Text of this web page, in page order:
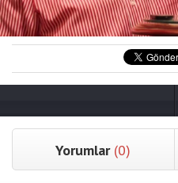
Yorumlar (0)